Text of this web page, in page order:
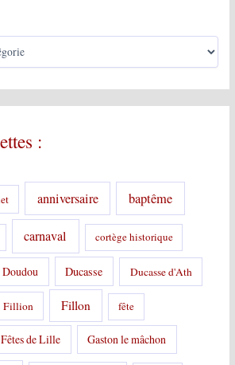
:
anniversaire baptême
carnaval cortège historique
Doudou Ducasse Ducasse d'Ath
Fillion Fillon fête
Fêtes de Lille Gaston le mâchon